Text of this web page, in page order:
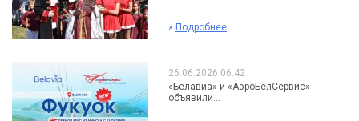
» Подробнее
26.06.2026 06:42
«Белавиа» и «АэроБелСервис»
объявили...